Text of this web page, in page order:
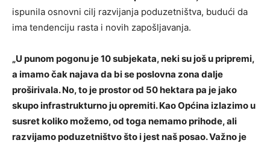
ispunila osnovni cilj razvijanja poduzetništva, budući da
ima tendenciju rasta i novih zapošljavanja.
„U punom pogonu je 10 subjekata, neki su još u pripremi,
a imamo čak najava da bi se poslovna zona dalje
proširivala. No, to je prostor od 50 hektara pa je jako
skupo infrastrukturno ju opremiti. Kao Općina izlazimo u
susret koliko možemo, od toga nemamo prihode, ali
razvijamo poduzetništvo što i jest naš posao. Važno je